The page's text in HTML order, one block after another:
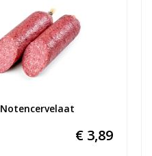
Notencervelaat
€ 3,89